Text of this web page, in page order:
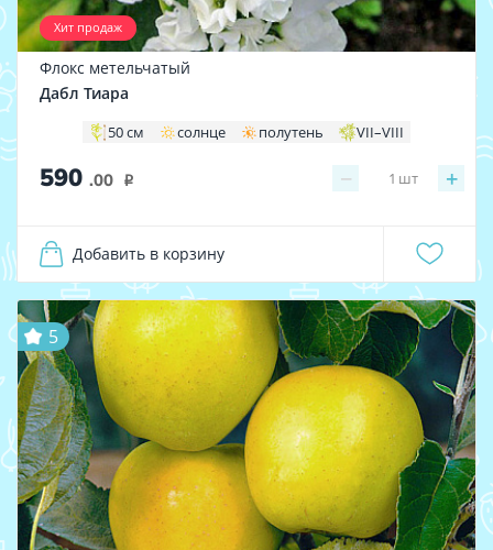
Хит продаж
Флокс метельчатый
Дабл Тиара
50 см солнце полутень VII–VIII
590 .00 i − +
1 шт
Добавить в корзину
5